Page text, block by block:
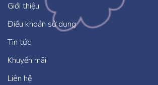
Giới thiệu
Điều khoản sử dụng
Tin tức
Khuyến mãi
Liên hệ